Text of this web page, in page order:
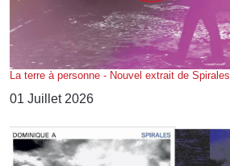
La terre à personne - Nouvel extrait de Spirales
01 Juillet 2026